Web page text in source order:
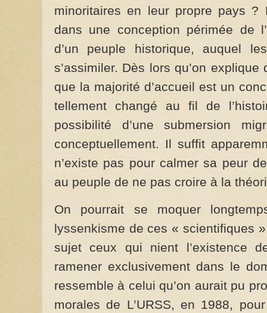
minoritaires en leur propre pays ?
dans une conception périmée de
d’un peuple historique, auquel
s’assimiler. Dès lors qu’on
que la majorité d’accueil est un
tellement changé au fil de
possibilité d’une submersion
conceptuellement. Il suffit
n’existe pas pour calmer sa peur
au peuple de ne pas croire à la
On pourrait se moquer
lyssenkisme de ces « scientifiques
sujet ceux qui nient l’existence
ramener exclusivement dans le
ressemble à celui qu’on aurait pu
morales de L’URSS, en 1988,